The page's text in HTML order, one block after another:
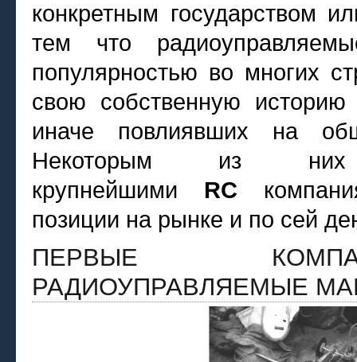
конкретным государством
тем что
популярностью во многих
свою собственную
иначе повлиявших на
Некоторым из
крупнейшими RC
позиции на рынке и по сей
ПЕРВЫЕ
РАДИОУПРАВЛЯЕМЫЕ